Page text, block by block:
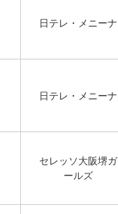
日テレ・メニーナ
日テレ・メニーナ
セレッソ大阪堺ガ
ールズ